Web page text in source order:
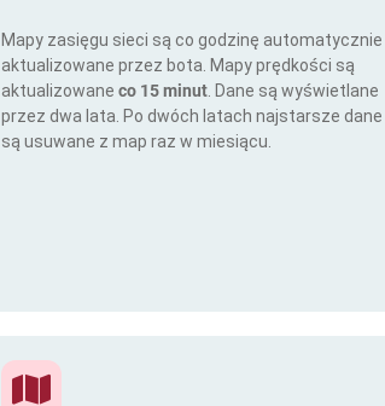
Mapy zasięgu sieci są co godzinę automatycznie
aktualizowane przez bota. Mapy prędkości są
aktualizowane co 15 minut . Dane są wyświetlane
przez dwa lata. Po dwóch latach najstarsze dane
są usuwane z map raz w miesiącu.